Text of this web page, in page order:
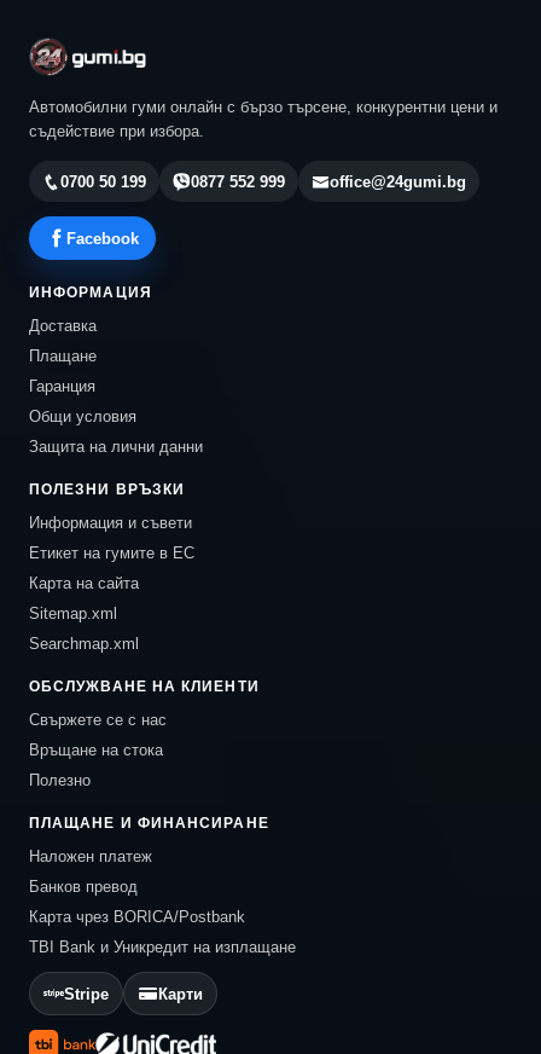
Автомобилни гуми онлайн с бързо търсене, конкурентни цени и
съдействие при избора.
0700 50 199 0877 552 999 office@24gumi.bg
Facebook
ИНФОРМАЦИЯ
Доставка
Плащане
Гаранция
Общи условия
Защита на лични данни
ПОЛЕЗНИ ВРЪЗКИ
Информация и съвети
Етикет на гумите в ЕС
Карта на сайта
Sitemap.xml
Searchmap.xml
ОБСЛУЖВАНЕ НА КЛИЕНТИ
Свържете се с нас
Връщане на стока
Полезно
ПЛАЩАНЕ И ФИНАНСИРАНЕ
Наложен платеж
Банков превод
Карта чрез BORICA/Postbank
TBI Bank и Уникредит на изплащане
Stripe Карти